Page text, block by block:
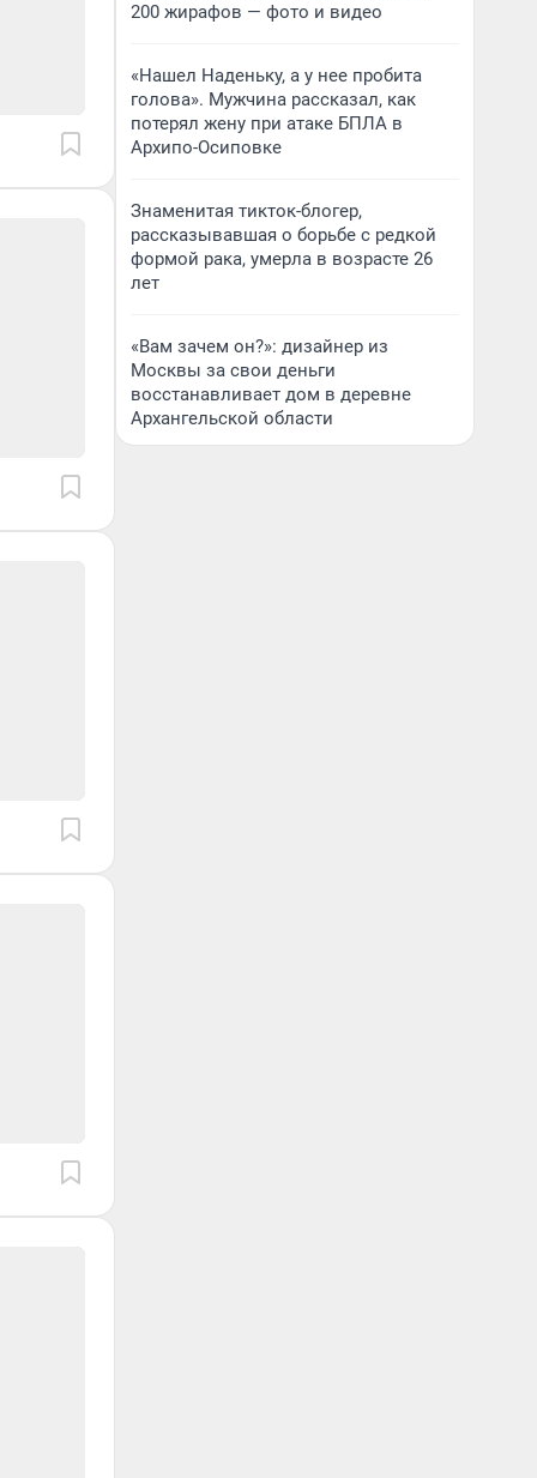
200 жирафов — фото и видео
«Нашел Наденьку, а у нее пробита
голова». Мужчина рассказал, как
потерял жену при атаке БПЛА в
Архипо-Осиповке
Знаменитая тикток-блогер,
рассказывавшая о борьбе с редкой
формой рака, умерла в возрасте 26
лет
«Вам зачем он?»: дизайнер из
Москвы за свои деньги
восстанавливает дом в деревне
Архангельской области